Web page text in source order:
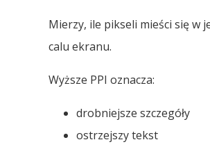
Mierzy, ile pikseli mieści się w
calu ekranu.
Wyższe PPI oznacza:
drobniejsze szczegóły
ostrzejszy tekst